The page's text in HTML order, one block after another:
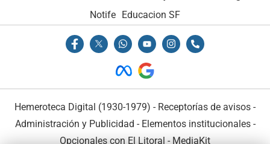
Notife Educacion SF
Hemeroteca Digital (1930-1979) - Receptorías de avisos -
Administración y Publicidad - Elementos institucionales-
Opcionales con El Litoral - MediaKit